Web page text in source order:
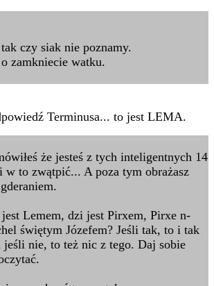
czy siak nie poznamy.
zamkniecie watku.
Terminusa... to jest LEMA.
że jesteś z tych inteligentnych 14
to zwątpić... A poza tym obrażasz
Lemem, dzi jest Pirxem, Pirxe n-
świętym Józefem? Jeśli tak, to i tak
jeśli nie, to też nic z tego. Daj sobie